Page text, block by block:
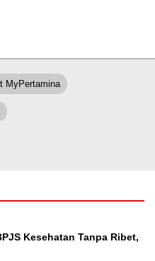
MyPertamina
Kesehatan Tanpa Ribet,